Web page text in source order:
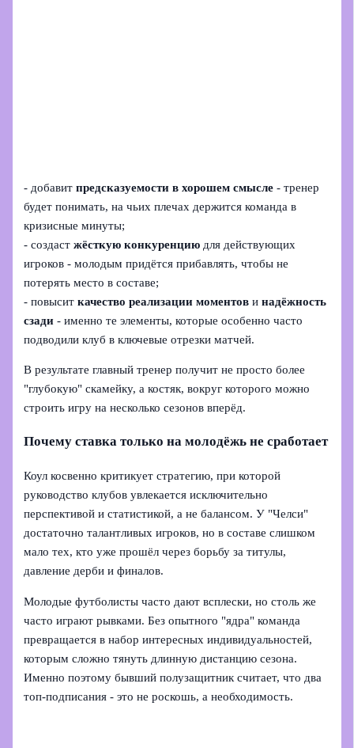
- добавитпредсказуемости в хорошем смысле - тренер
будет понимать, на чьих плечах держится команда в
кризисные минуты;
- создастжёсткую конкуренцию для действующих
игроков - молодым придётся прибавлять, чтобы не
потерять место в составе;
- повыситкачество реализации моментов инадёжность
сзади - именно те элементы, которые особенно часто
подводили клуб в ключевые отрезки матчей.
В результате главный тренер получит не просто более
"глубокую" скамейку, а костяк, вокруг которого можно
строить игру на несколько сезонов вперёд.
Почему ставка только на молодёжь не сработает
Коул косвенно критикует стратегию, при которой
руководство клубов увлекается исключительно
перспективой и статистикой, а не балансом. У "Челси"
достаточно талантливых игроков, но в составе слишком
мало тех, кто уже прошёл через борьбу за титулы,
давление дерби и финалов.
Молодые футболисты часто дают всплески, но столь же
часто играют рывками. Без опытного "ядра" команда
превращается в набор интересных индивидуальностей,
которым сложно тянуть длинную дистанцию сезона.
Именно поэтому бывший полузащитник считает, что два
топ-подписания - это не роскошь, а необходимость.